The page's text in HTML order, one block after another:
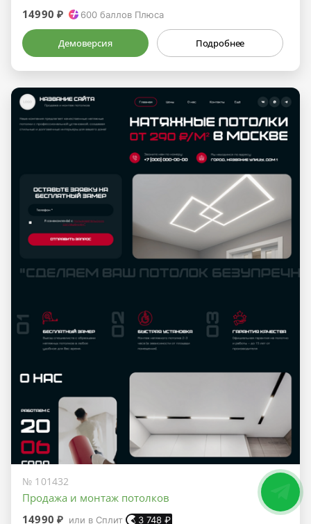
14990 ₽
600 баллов Плюса
Демоверсия Подробнее
№ 101432
Продажа и монтаж потолков
14990 ₽ или в Сплит 3 748 ₽